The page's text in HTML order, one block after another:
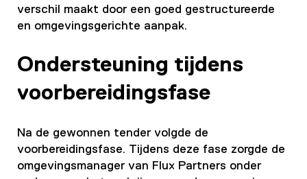
verschil maakt door een goed gestructureerde
en omgevingsgerichte aanpak.
Ondersteuning tijdens
voorbereidingsfase
Na de gewonnen tender volgde de
voorbereidingsfase. Tijdens deze fase zorgde de
omgevingsmanager van Flux Partners onder